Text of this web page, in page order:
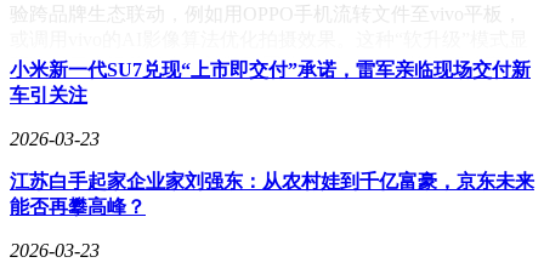
验跨品牌生态联动，例如用OPPO手机流转文件至vivo平板，
著降低用户迁移成本，被数码圈称为“安卓生态的里程碑事
件”。
行业分析师指出，此次合作反映安卓阵营从硬件竞争转向生态
验留住用户。OPPO与vivo的开放策略有望形成示范效应，推
动小米、荣耀等品牌加入互联互通协议，最终构建与iOS、鸿
用户换机周期延长18%，设备复购率提升25%。
小米新一代SU7兑现“上市即交付”承诺，雷军亲临现场交付新
车引关注
2026-03-23
江苏白手起家企业家刘强东：从农村娃到千亿富豪，京东未来
能否再攀高峰？
2026-03-23